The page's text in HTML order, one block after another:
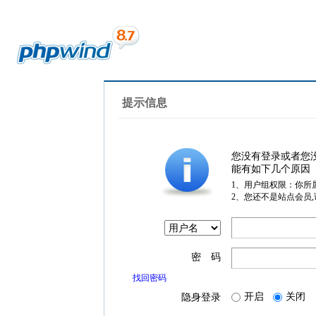
提示信息
您没有登录或者您
能有如下几个原因
1、用户组权限：你所
2、您还不是站点会员
密 码
找回密码
隐身登录 开启 关闭